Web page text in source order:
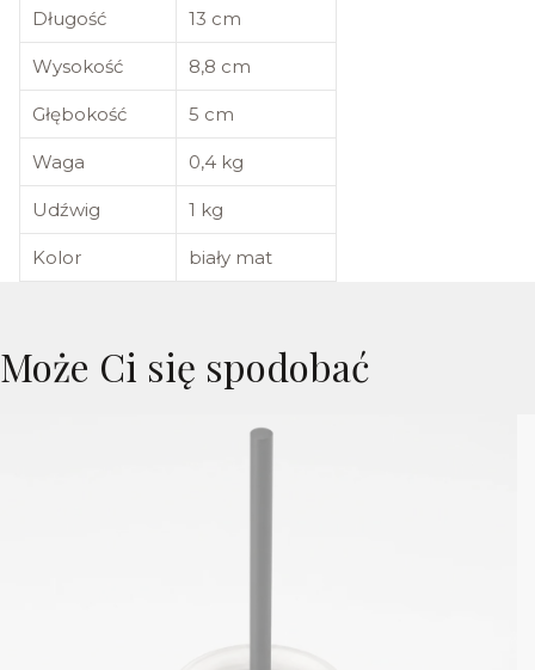
Długość 13 cm
Wysokość 8,8 cm
Głębokość 5 cm
Waga 0,4 kg
Udźwig 1 kg
Kolor biały mat
Może Ci się spodobać